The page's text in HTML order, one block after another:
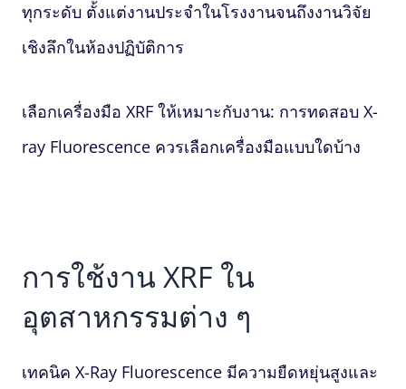
ทุกระดับ ตั้งแต่งานประจำในโรงงานจนถึงงานวิจัย
เชิงลึกในห้องปฏิบัติการ
เลือกเครื่องมือ XRF ให้เหมาะกับงาน: การทดสอบ X-
ray Fluorescence ควรเลือกเครื่องมือแบบใดบ้าง
การใช้งาน XRF ใน
อุตสาหกรรมต่าง ๆ
เทคนิค X-Ray Fluorescence มีความยืดหยุ่นสูงและ